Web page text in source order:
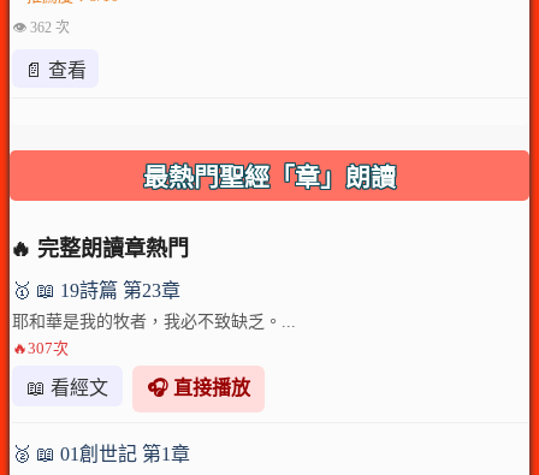
👁 362 次
📄 查看
最熱門聖經「章」朗讀
🔥 完整朗讀章熱門
🥇 📖 19詩篇 第23章
耶和華是我的牧者，我必不致缺乏。...
🔥307次
📖 看經文 🎧 直接播放
🥈 📖 01創世記 第1章